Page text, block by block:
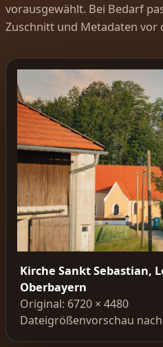
vorausgewählt. Bei Bedarf
Zuschnitt und Metadaten vor
Kirche Sankt Sebastian,
Oberbayern
Original: 6720 × 4480
Dateigrößenvorschau